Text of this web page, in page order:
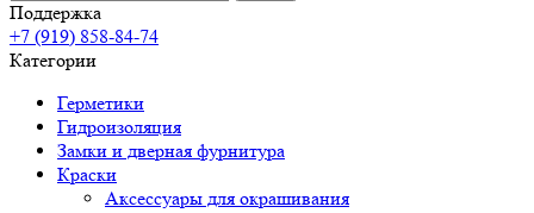
Поддержка
+7 (919) 858-84-74
Категории
Герметики
Гидроизоляция
Замки и дверная фурнитура
Краски
Аксессуары для окрашивания